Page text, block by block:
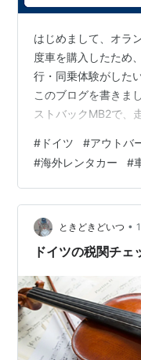
はじめまして、オラ
度車を購入したため
行・同乗体験がした
このブログを書きま
ストバックMB2で、
で似たようなEKシビ
思います。。 ドイツ
行に来た方や在住の
けどレンタカーは怖
で、ぜひ一緒に激古
minato.uchida@icl…
# ドイツ #アウトバ
#海外レンタカー #
ときどきどいつ •
ドイツの税関チェ